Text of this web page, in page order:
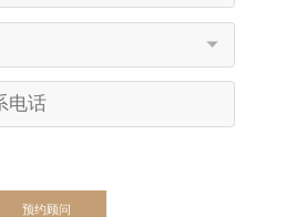
预约顾问